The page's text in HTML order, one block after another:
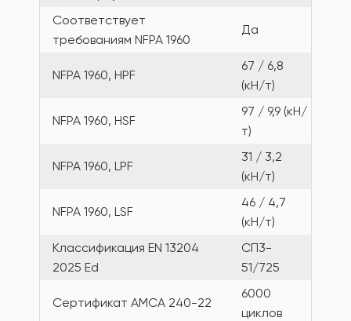
Соответствует
требованиям NFPA 1960
Да
NFPA 1960, HPF
67 / 6,8
(кН/т)
NFPA 1960, HSF
97 / 9,9 (кН/
т)
NFPA 1960, LPF
31 / 3,2
(кН/т)
NFPA 1960, LSF
46 / 4,7
(кН/т)
Классификация EN 13204
2025 Ed
СП3-
51/725
Сертификат AMCA 240-22
6000
циклов